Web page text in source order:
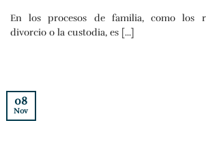
En los procesos de familia, como los
divorcio o la custodia, es [...]
08
Nov